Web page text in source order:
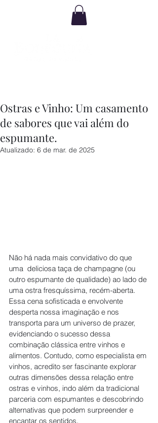
Ostras e Vinho: Um casamento
de sabores que vai além do
espumante.
Atualizado: 6 de mar. de 2025
Não há nada mais convidativo do que
uma  deliciosa taça de champagne (ou
outro espumante de qualidade) ao lado de
uma ostra fresquíssima, recém-aberta.
Essa cena sofisticada e envolvente
desperta nossa imaginação e nos
transporta para um universo de prazer,
evidenciando o sucesso dessa
combinação clássica entre vinhos e
alimentos. Contudo, como especialista em
vinhos, acredito ser fascinante explorar
outras dimensões dessa relação entre
ostras e vinhos, indo além da tradicional
parceria com espumantes e descobrindo
alternativas que podem surpreender e
encantar os sentidos.